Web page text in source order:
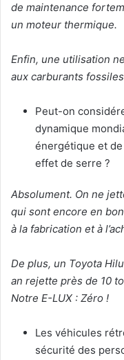
de maintenance
un moteur thermique.
Enfin, une utilisation
aux carburants
Peut-on
dynamique
énergétique et
effet de serre ?
Absolument. On ne
qui sont encore en
à la fabrication et à
De plus, un Toyota
an rejette près de 10
Notre E-LUX : Zéro !
Les véhicules
sécurité des